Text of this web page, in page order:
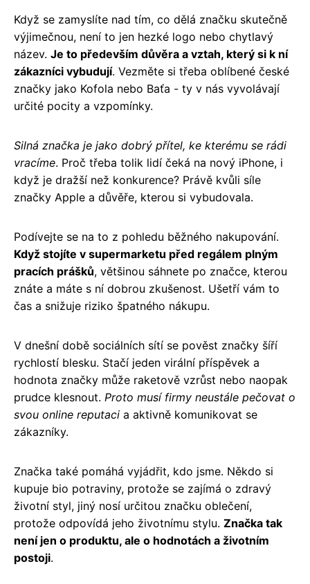
Když se zamyslíte nad tím, co dělá značku skutečně
výjimečnou, není to jen hezké logo nebo chytlavý
název. Je to především důvěra a vztah, který si k ní
zákazníci vybudují. Vezměte si třeba oblíbené české
značky jako Kofola nebo Baťa - ty v nás vyvolávají
určité pocity a vzpomínky.
Silná značka je jako dobrý přítel, ke kterému se rádi
vracíme. Proč třeba tolik lidí čeká na nový iPhone, i
když je dražší než konkurence? Právě kvůli síle
značky Apple a důvěře, kterou si vybudovala.
Podívejte se na to z pohledu běžného nakupování.
Když stojíte v supermarketu před regálem plným
pracích prášků, většinou sáhnete po značce, kterou
znáte a máte s ní dobrou zkušenost. Ušetří vám to
čas a snižuje riziko špatného nákupu.
V dnešní době sociálních sítí se pověst značky šíří
rychlostí blesku. Stačí jeden virální příspěvek a
hodnota značky může raketově vzrůst nebo naopak
prudce klesnout. Proto musí firmy neustále pečovat o
svou online reputaci a aktivně komunikovat se
zákazníky.
Značka také pomáhá vyjádřit, kdo jsme. Někdo si
kupuje bio potraviny, protože se zajímá o zdravý
životní styl, jiný nosí určitou značku oblečení,
protože odpovídá jeho životnímu stylu. Značka tak
není jen o produktu, ale o hodnotách a životním
postoji.